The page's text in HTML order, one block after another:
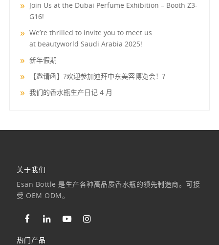
Join Us at the Dubai Perfume Exhibition – Booth Z3-
G16!
We’re thrilled to invite you to meet us
at beautyworld Saudi Arabia 2025!
新年假期
【邀请函】?欢迎参加迪拜中东美容博览会！?
我们的香水瓶生产日记 4 月
关于我们
Esan Bottle 是生产各种高品质香水瓶的领先制造商。可接
受 OEM ODM。
热门产品